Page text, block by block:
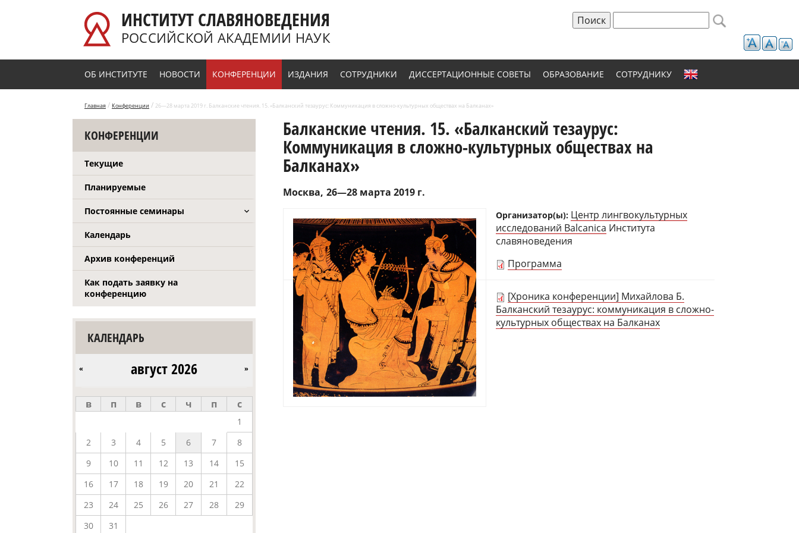
ИНСТИТУТ СЛАВЯНОВЕДЕНИЯ
РОССИЙСКОЙ АКАДЕМИИ НАУК Форма поиска
ОБ ИНСТИТУТЕ НОВОСТИ КОНФЕРЕНЦИИ ИЗДАНИЯ СОТРУДНИКИ ДИССЕРТАЦИОННЫЕ СОВЕТЫ ОБРАЗОВАНИЕ СОТРУДНИКУ
Главная / Конференции / 26—28 марта 2019 г. Балканские чтения. 15. «Балканский тезаурус: Коммуникация в сложно-культурных обществах на Балканах»
КОНФЕРЕНЦИИ
Текущие
Планируемые
Постоянные семинары
Календарь
Архив конференций
Как подать заявку на
конференцию
КАЛЕНДАРЬ
август 2026
« »
в п в с ч п с
1
2
3 4 5 6 7
8
9
10 11 12 13 14
15
16
17 18 19 20 21
22
23
24 25 26 27 28
29
30
31
Балканские чтения. 15. «Балканский тезаурус:
Коммуникация в сложно-культурных обществах на
Балканах»
Москва 26—28 марта 2019 г.
Организатор(ы): Центр лингвокультурных
исследований Balcanica Института
славяноведения
Программа
[Хроника конференции] Михайлова Б.
Балканский тезаурус: коммуникация в сложно-
культурных обществах на Балканах